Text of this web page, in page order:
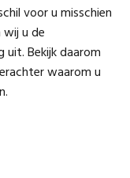
voor u misschien
u de
Bekijk daarom
waarom u